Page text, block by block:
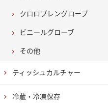
クロロプレングローブ
ビニールグローブ
その他
ティッシュカルチャー
冷蔵・冷凍保存